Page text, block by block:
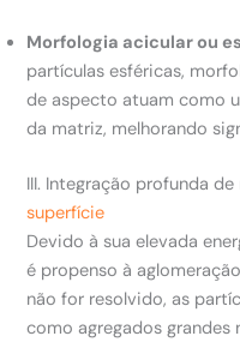
Morfologia acicular ou
partículas esféricas,
de aspecto atuam como
da matriz, melhorando
III. Integração profunda
superfície
Devido à sua elevada
é propenso à
não for resolvido, as
como agregados